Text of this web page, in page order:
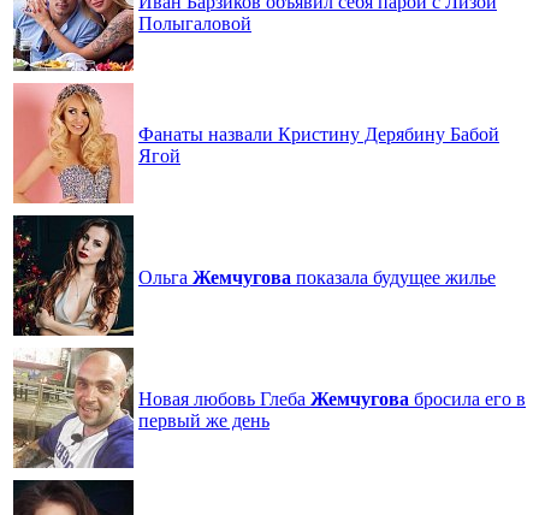
Полыгаловой
Фанаты назвали Кристину Дерябину Бабой
Ягой
Ольга Жемчугова показала будущее жилье
Новая любовь Глеба Жемчугова бросила его в
первый же день